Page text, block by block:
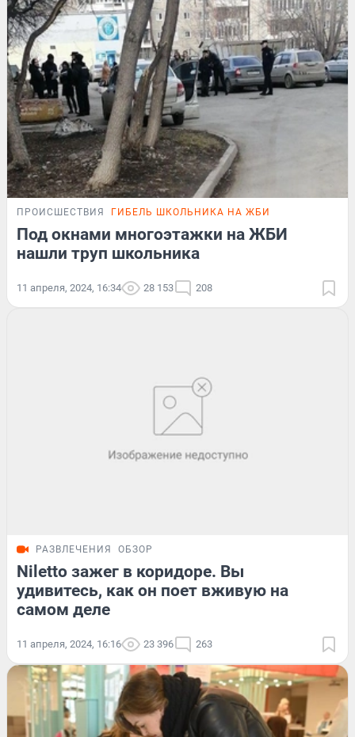
ПРОИСШЕСТВИЯ ГИБЕЛЬ ШКОЛЬНИКА НА ЖБИ
Под окнами многоэтажки на ЖБИ
нашли труп школьника
11 апреля, 2024, 16:34 28 153 208
РАЗВЛЕЧЕНИЯ ОБЗОР
Niletto зажег в коридоре. Вы
удивитесь, как он поет вживую на
самом деле
11 апреля, 2024, 16:16 23 396 263